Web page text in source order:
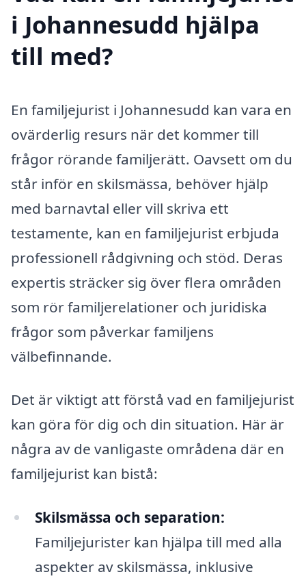
i Johannesudd hjälpa
till med?
En familjejurist i Johannesudd kan vara en
ovärderlig resurs när det kommer till
frågor rörande familjerätt. Oavsett om du
står inför en skilsmässa, behöver hjälp
med barnavtal eller vill skriva ett
testamente, kan en familjejurist erbjuda
professionell rådgivning och stöd. Deras
expertis sträcker sig över flera områden
som rör familjerelationer och juridiska
frågor som påverkar familjens
välbefinnande.
Det är viktigt att förstå vad en familjejurist
kan göra för dig och din situation. Här är
några av de vanligaste områdena där en
familjejurist kan bistå:
Skilsmässa och separation:
Familjejurister kan hjälpa till med alla
aspekter av skilsmässa, inklusive